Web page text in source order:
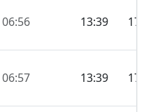
06:56 13:39
06:57 13:39